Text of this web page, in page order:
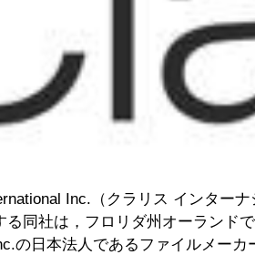
Inc.（クラリス インター
同社は，フロリダ州オーランド
日本法人であるファイルメー